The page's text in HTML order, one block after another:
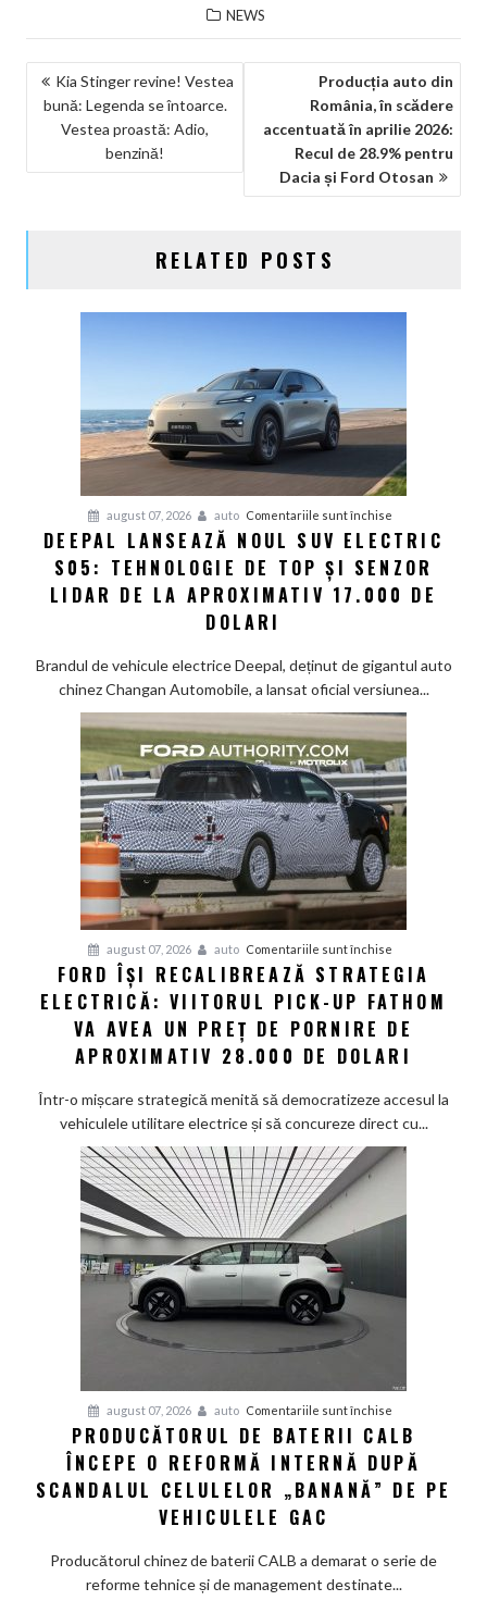
NEWS
NAVIGARE
ÎN
ARTICOLE
Kia Stinger revine! Vestea
bună: Legenda se întoarce.
Vestea proastă: Adio,
benzină!
Producția auto din
România, în scădere
accentuată în aprilie 2026:
Recul de 28.9% pentru
Dacia și Ford Otosan
RELATED POSTS
august 07, 2026 auto Comentariile sunt închise
Deepal
lansează
noul
senzor
LiDAR
de
la
aproximativ
17.000
de
DEEPAL LANSEAZĂ NOUL SUV ELECTRIC
S05: TEHNOLOGIE DE TOP ȘI SENZOR
LIDAR DE LA APROXIMATIV 17.000 DE
DOLARI
Brandul de vehicule electrice Deepal, deținut de gigantul auto
chinez Changan Automobile, a lansat oficial versiunea...
august 07, 2026 auto Comentariile sunt închise
Ford
își
recalibrează
electrică:
dolari
FORD ÎȘI RECALIBREAZĂ STRATEGIA
ELECTRICĂ: VIITORUL PICK-UP FATHOM
VA AVEA UN PREȚ DE PORNIRE DE
APROXIMATIV 28.000 DE DOLARI
Într-o mișcare strategică menită să democratizeze accesul la
vehiculele utilitare electrice și să concureze direct cu...
august 07, 2026 auto Comentariile sunt închise
Producătorul
de
baterii
PRODUCĂTORUL DE BATERII CALB
ÎNCEPE O REFORMĂ INTERNĂ DUPĂ
SCANDALUL CELULELOR „BANANĂ” DE PE
VEHICULELE GAC
Producătorul chinez de baterii CALB a demarat o serie de
reforme tehnice și de management destinate...